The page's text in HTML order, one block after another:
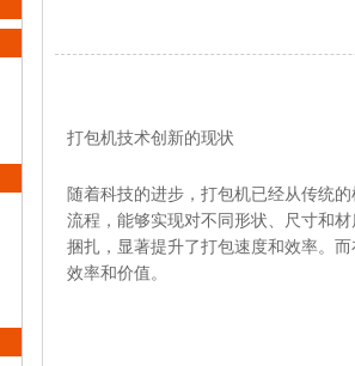
打包机技术创新的现状
随着科技的进步，打包机已经从传统
流程，能够实现对不同形状、尺寸和
捆扎，显著提升了打包速度和效率。
效率和价值。